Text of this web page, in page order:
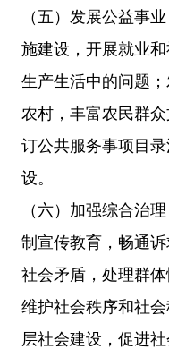
（五）发展公益事
施建设，开展就业
生产生活中的问题
农村，丰富农民群
订公共服务事项目
设。
（六）加强综合治
制宣传教育，畅通
社会矛盾，处理群
维护社会秩序和社
层社会建设，促进